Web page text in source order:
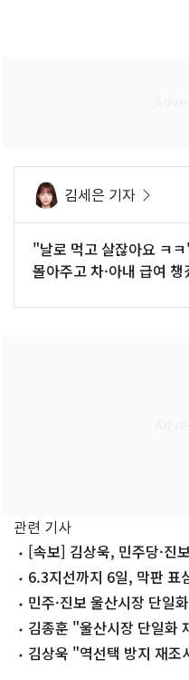
김세은 기자
"날로 먹고 살잖아요 ㅋ
몰아주고 차·아내 급여 챙
관련 기사
[속보] 김상욱, 민주당·진
6.3지선까지 6일, 막판
민주·진보 울산시장 단일
(종합)
김종훈 "울산시장 단일화
김상욱 "역선택 방지 재